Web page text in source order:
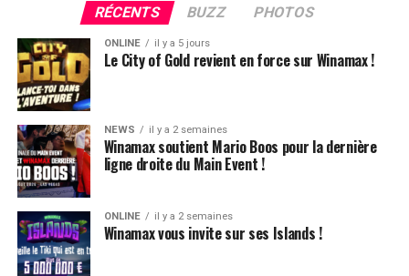
RÉCENTS BUZZ PHOTOS
ONLINE il y a 5 jours
Le City of Gold revient en force sur Winamax !
NEWS il y a 2 semaines
Winamax soutient Mario Boos pour la dernière
ligne droite du Main Event !
ONLINE il y a 2 semaines
Winamax vous invite sur ses Islands !